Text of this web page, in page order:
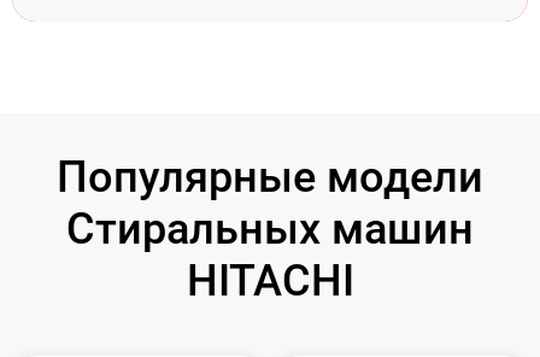
Популярные модели
Стиральных машин
HITACHI